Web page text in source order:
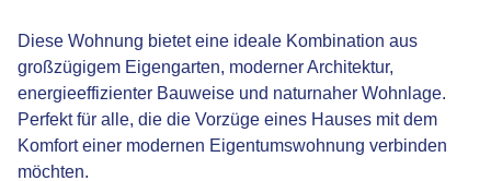
Diese Wohnung bietet eine ideale Kombination aus
großzügigem Eigengarten, moderner Architektur,
energieeffizienter Bauweise und naturnaher Wohnlage.
Perfekt für alle, die die Vorzüge eines Hauses mit dem
Komfort einer modernen Eigentumswohnung verbinden
möchten.